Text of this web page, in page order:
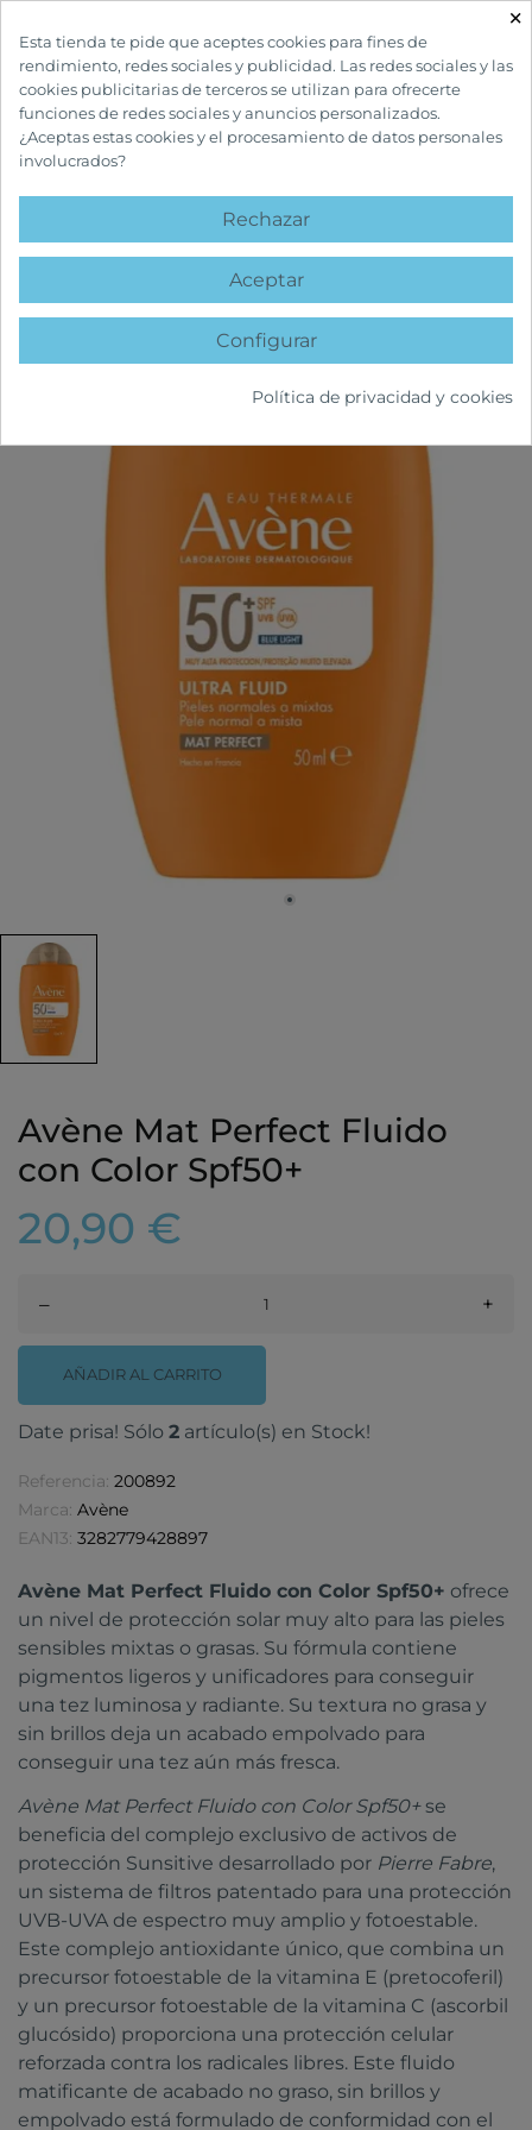
INICIO CUIDADOS SOLARES
favorite
Avène Mat Perfect Fluido
con Color Spf50+
20,90 €
– +
AÑADIR AL CARRITO
Date prisa! Sólo 2 artículo(s) en Stock!
Referencia: 200892
Marca: Avène
EAN13: 3282779428897
Avène Mat Perfect Fluido con Color Spf50+ ofrece
un nivel de protección solar muy alto para las pieles
sensibles mixtas o grasas. Su fórmula contiene
pigmentos ligeros y unificadores para conseguir
una tez luminosa y radiante. Su textura no grasa y
sin brillos deja un acabado empolvado para
conseguir una tez aún más fresca.
Avène Mat Perfect Fluido con Color Spf50+se
beneficia del complejo exclusivo de activos de
protección Sunsitive desarrollado por Pierre Fabre,
un sistema de filtros patentado para una protección
UVB-UVA de espectro muy amplio y fotoestable.
Este complejo antioxidante único, que combina un
precursor fotoestable de la vitamina E (pretocoferil)
y un precursor fotoestable de la vitamina C (ascorbil
glucósido) proporciona una protección celular
reforzada contra los radicales libres. Este fluido
matificante de acabado no graso, sin brillos y
empolvado está formulado de conformidad con el
×
Esta tienda te pide que aceptes cookies para fines de
rendimiento, redes sociales y publicidad. Las redes sociales y las
cookies publicitarias de terceros se utilizan para ofrecerte
funciones de redes sociales y anuncios personalizados.
¿Aceptas estas cookies y el procesamiento de datos personales
involucrados?
Rechazar
Aceptar
Configurar
Política de privacidad y cookies